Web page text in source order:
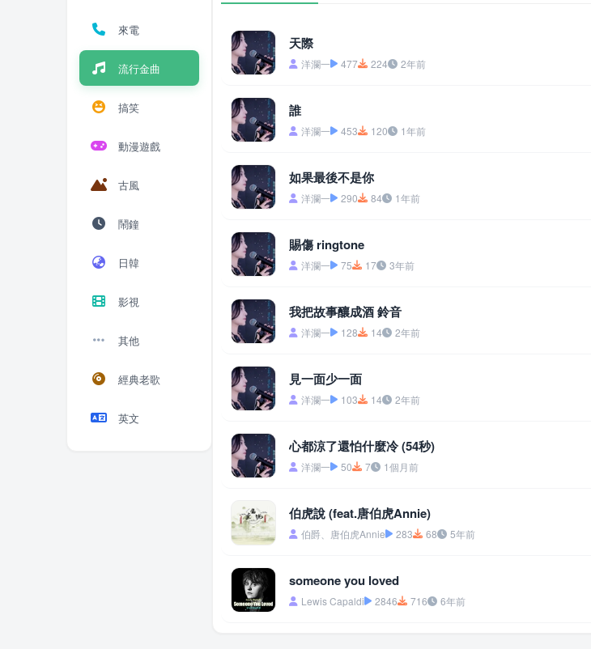
來電
流行金曲
搞笑
動漫遊戲
古風
鬧鐘
日韓
影視
其他
經典老歌
英文
天際
洋瀾一 477 224 2年前
誰
洋瀾一 453 120 1年前
如果最後不是你
洋瀾一 290 84 1年前
賜傷 ringtone
洋瀾一 75 17 3年前
我把故事釀成酒 鈴音
洋瀾一 128 14 2年前
見一面少一面
洋瀾一 103 14 2年前
心都涼了還怕什麼冷 (54秒)
洋瀾一 50 7 1個月前
伯虎說 (feat.唐伯虎Annie)
伯爵、唐伯虎Annie 283 68 5年前
someone you loved
Lewis Capaldi 2846 716 6年前